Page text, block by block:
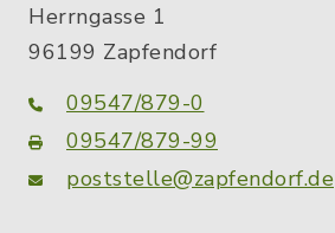
Herrngasse 1
96199 Zapfendorf
09547/879-0
09547/879-99
poststelle@zapfendorf.de